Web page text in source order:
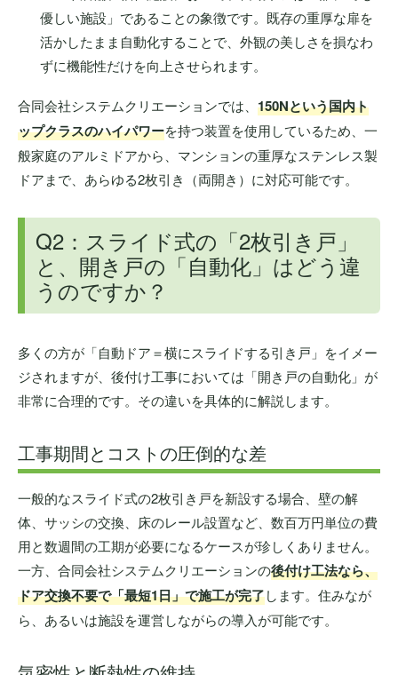
優しい施設」であることの象徴です。既存の重厚な扉を
活かしたまま自動化することで、外観の美しさを損なわ
ずに機能性だけを向上させられます。
合同会社システムクリエーションでは、 150Nという国内ト
ップクラスのハイパワーを持つ装置を使用しているため、一
般家庭のアルミドアから、マンションの重厚なステンレス製
ドアまで、あらゆる2枚引き（両開き）に対応可能です。
Q2：スライド式の「2枚引き戸」
と、開き戸の「自動化」はどう違
うのですか？
多くの方が「自動ドア＝横にスライドする引き戸」をイメー
ジされますが、後付け工事においては「開き戸の自動化」が
非常に合理的です。その違いを具体的に解説します。
工事期間とコストの圧倒的な差
一般的なスライド式の2枚引き戸を新設する場合、壁の解
体、サッシの交換、床のレール設置など、数百万円単位の費
用と数週間の工期が必要になるケースが珍しくありません。
一方、合同会社システムクリエーションの後付け工法なら、
ドア交換不要で「最短1日」で施工が完了します。住みなが
ら、あるいは施設を運営しながらの導入が可能です。